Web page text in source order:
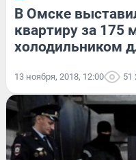
В Омске
квартиру за 175
холодильником
13 ноября, 2018, 12:00 51